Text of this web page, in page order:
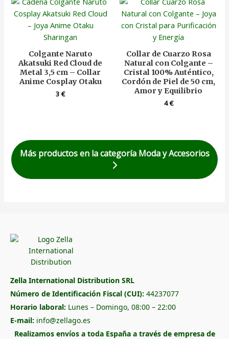
Colgante Naruto
Akatsuki Red Cloud de
Metal 3,5 cm – Collar
Anime Cosplay Otaku
3€
Collar de Cuarzo Rosa
Natural con Colgante –
Cristal 100% Auténtico,
Cordón de Piel de 50 cm,
Amor y Equilibrio
4€
Más productos en la categoría Moda y Accesorios
Zella International Distribution SRL
Número de Identificación Fiscal (CUI): 44237077
Horario laboral: Lunes – Domingo, 08:00 – 22:00
E-mail: info@zellago.es
Realizamos envíos a toda España a través de empresa de